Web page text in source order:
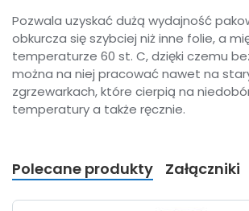
Pozwala uzyskać dużą wydajność
obkurcza się szybciej niż inne folie, a
temperaturze 60 st. C, dzięki czemu
można na niej pracować nawet na
zgrzewarkach, które cierpią na
temperatury a także ręcznie.
Polecane produkty Załączniki